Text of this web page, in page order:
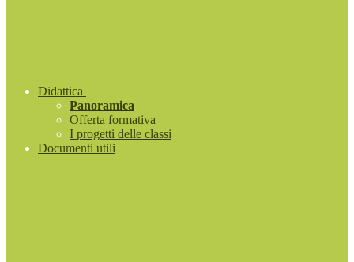
Didattica
Panoramica
Offerta formativa
I progetti delle classi
Documenti utili